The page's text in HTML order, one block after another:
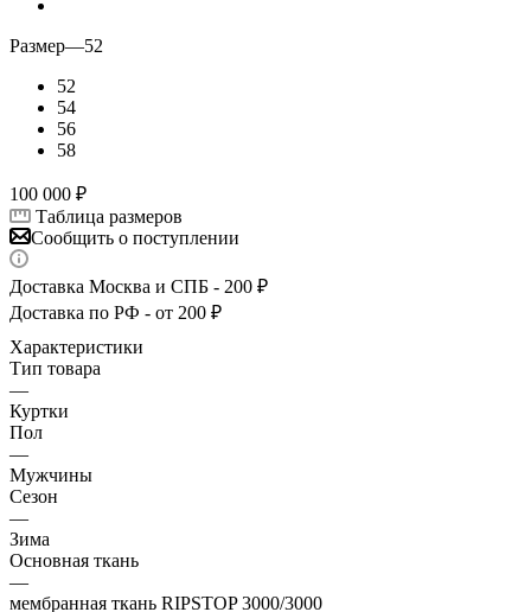
Размер—52
52
54
56
58
100 000 ₽
Таблица размеров
Сообщить о поступлении
Доставка Москва и СПБ - 200 ₽
Доставка по РФ - от 200 ₽
Характеристики
Тип товара
—
Куртки
Пол
—
Мужчины
Сезон
—
Зима
Основная ткань
—
мембранная ткань RIPSTOP 3000/3000